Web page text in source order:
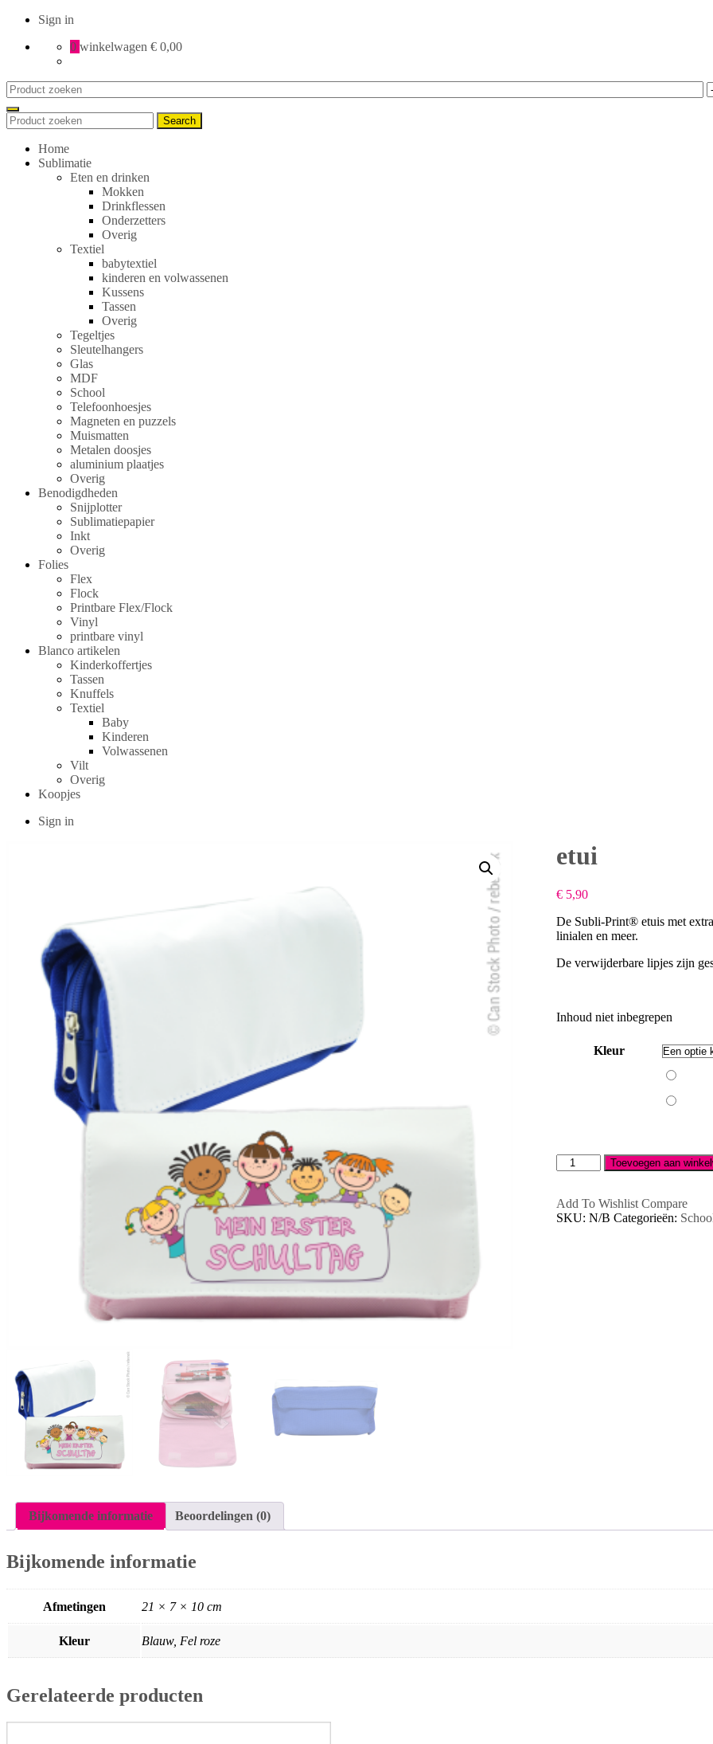
Sign in
0 winkelwagen € 0,00
Search
for:
Search
for:
Search
Home
Sublimatie
Eten en drinken
Mokken
Drinkflessen
Onderzetters
Overig
Textiel
babytextiel
kinderen en volwassenen
Kussens
Tassen
Overig
Tegeltjes
Sleutelhangers
Glas
MDF
School
Telefoonhoesjes
Magneten en puzzels
Muismatten
Metalen doosjes
aluminium plaatjes
Overig
Benodigdheden
Snijplotter
Sublimatiepapier
Inkt
Overig
Folies
Flex
Flock
Printbare Flex/Flock
Vinyl
printbare vinyl
Blanco artikelen
Kinderkoffertjes
Tassen
Knuffels
Textiel
Baby
Kinderen
Volwassenen
Vilt
Overig
Koopjes
Sign in
etui
€5,90
De Subli-Print® etuis met
linialen en meer.
De verwijderbare lipjes zijn
Inhoud niet inbegrepen
Kleur
Blauw
Fel
etui
aantal
Toevoegen aan
Add To Wishlist Compare
SKU: N/B Categorieën:
Bijkomende informatie Beoordelingen (0)
Bijkomende informatie
Afmetingen 21 × 7 × 10 cm
Kleur Blauw, Fel roze
Gerelateerde producten